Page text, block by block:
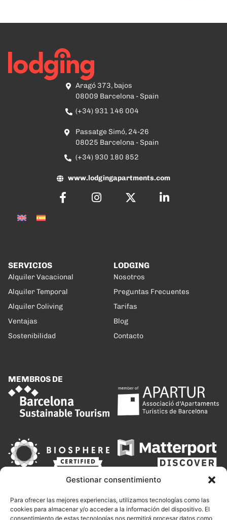
Gestionar consentimiento
Para ofrecer las mejores experiencias, utilizamos tecnologías como las
cookies para almacenar y/o acceder a la información del dispositivo. El
consentimiento de estas tecnologías nos permitirá procesar datos como
Aragó 373, bajos
08009 Barcelona - Spain
(+34) 931 146 004
Passatge Simó, 24-26
08025 Barcelona - Spain
(+34) 930 180 852
www.lodgingapartments.com
SERVICIOS
Alquiler Vacacional
Alquiler Temporal
Alquiler Coliving
Ventajas
Sostenibilidad
LODGING
Nosotros
Preguntas Frecuentes
Tarifas
Blog
Contacto
MEMBROS DE